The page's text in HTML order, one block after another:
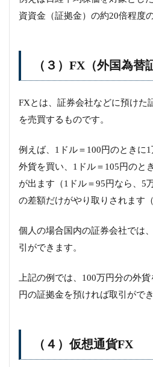
資資金（証拠金）の約20倍程度
（３）FX（外国為替
FXとは、証券会社などに預けた
を売買するものです。
例えば、1ドル＝100円のときに
外貨を買い、1ドル＝105円のと
が出ます（1ドル＝95円なら、5
の差額だけがやり取りされます
個人の場合国内の証券会社では
引ができます。
上記の例では、100万円分の外
円の証拠金を預ければ取引ができ
（４）仮想通貨FX